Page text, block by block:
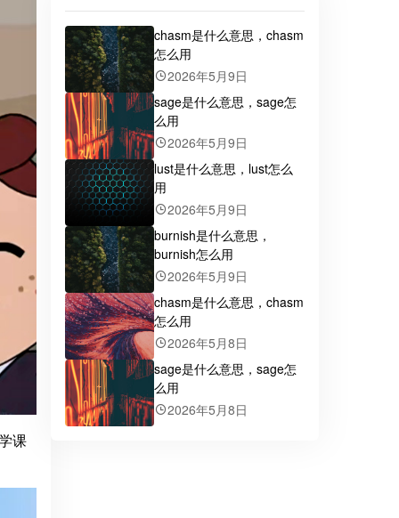
课
chasm是什么意思，chasm
怎么用
2026年5月9日
sage是什么意思，sage怎
么用
2026年5月9日
lust是什么意思，lust怎么
用
2026年5月9日
burnish是什么意思，
burnish怎么用
2026年5月9日
chasm是什么意思，chasm
怎么用
2026年5月8日
sage是什么意思，sage怎
么用
2026年5月8日